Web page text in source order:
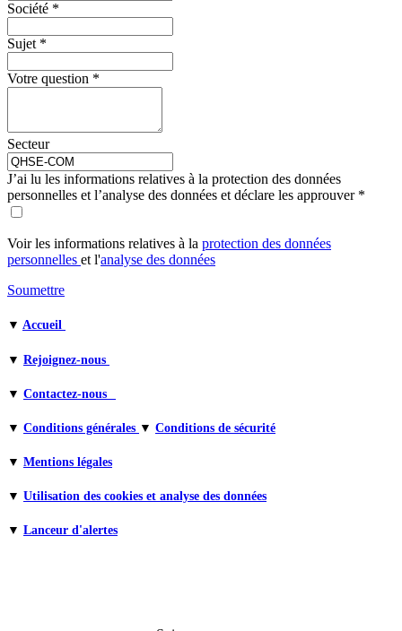
Société *
Sujet *
Votre question *
Secteur
J’ai lu les informations relatives à la protection des données
personnelles et l’analyse des données et déclare les approuver *
Voir les informations relatives à la protection des données
personnelles et l'analyse des données
Soumettre
▼ Accueil
▼ Rejoignez-nous
▼ Contactez-nous
▼ Conditions générales ▼ Conditions de sécurité
▼ Mentions légales
▼ Utilisation des cookies et analyse des données
▼ Lanceur d'alertes